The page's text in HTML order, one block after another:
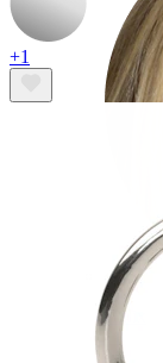
Helix
+1